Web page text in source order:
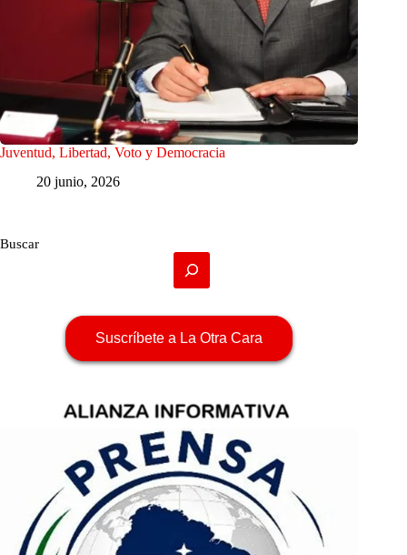
Juventud, Libertad, Voto y Democracia
20 junio, 2026
Buscar
Suscríbete a La Otra Cara